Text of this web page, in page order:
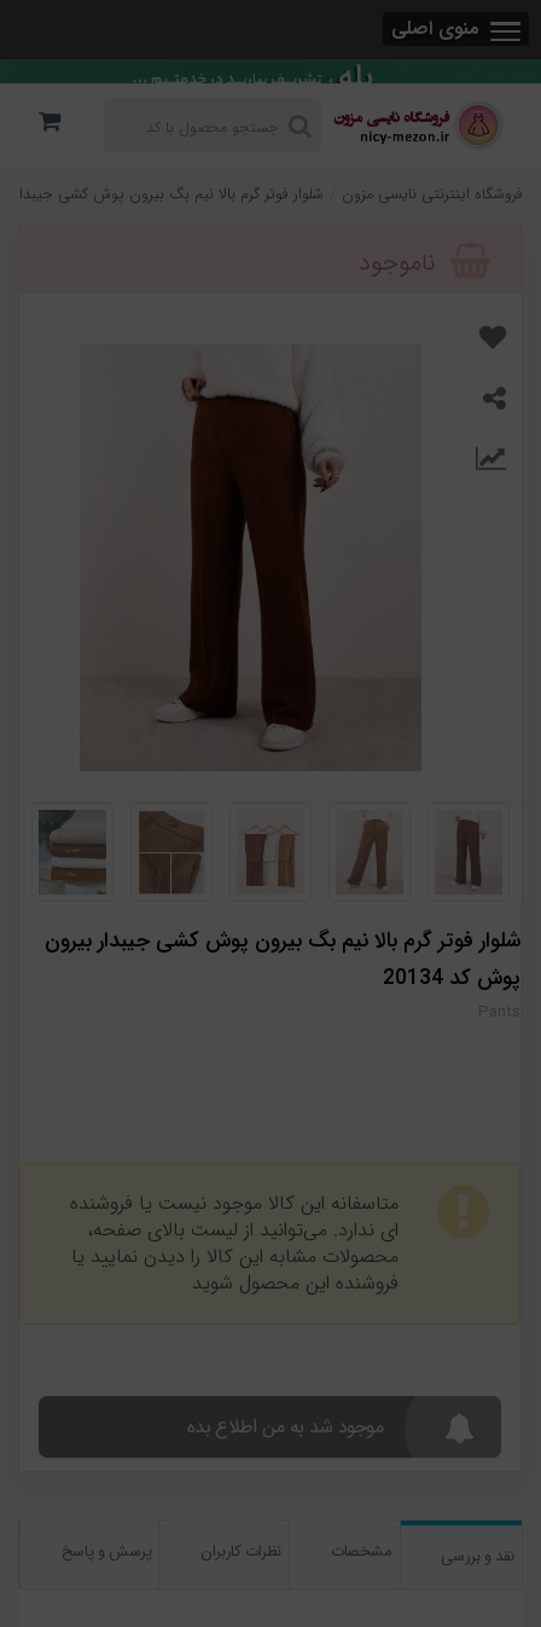
منوی اصلی
فروشگاه اینترنتی نایسی مزون شلوار فوتر گرم بالا نیم بگ بیرون پوش کشی جیبدار
ناموجود
شلوار فوتر گرم بالا نیم بگ بیرون پوش کشی جیبدار بیرون
پوش کد 20134
متاسفانه این کالا موجود نیست یا فروشنده
ای ندارد. می‌توانید از لیست بالای صفحه،
محصولات مشابه این کالا را دیدن نمایید یا
فروشنده این محصول شوید
موجود شد به من اطلاع بده
نقد و بررسی مشخصات نظرات کاربران پرسش و پاسخ